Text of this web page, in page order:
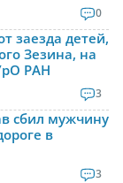
0
заезда детей,
Зезина, на
РАН
3
сбил мужчину
в
3